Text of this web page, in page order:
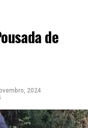
de
2024